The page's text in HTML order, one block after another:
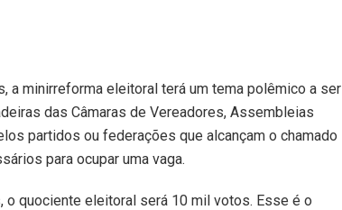
a minirreforma eleitoral terá um tema polêmico a ser
das Câmaras de Vereadores, Assembleias
partidos ou federações que alcançam o chamado
para ocupar uma vaga.
quociente eleitoral será 10 mil votos. Esse é o